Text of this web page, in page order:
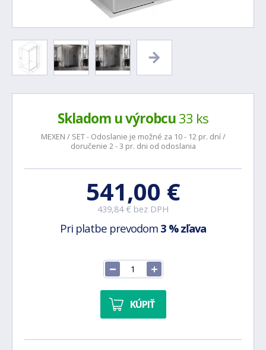
Skladom u výrobcu33 ks
MEXEN / SET - Odoslanie je možné za 10 - 12 pr. dní /
doručenie 2 - 3 pr. dni od odoslania
541,00 €
439,84 € bez DPH
Pri platbe prevodom 3 % zľava
KÚPIŤ